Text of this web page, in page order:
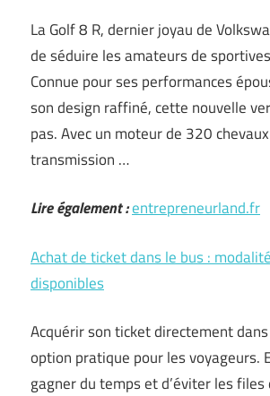
La Golf 8 R, dernier joyau de
de séduire les amateurs de
Connue pour ses performances
son design raffiné, cette nouvelle
pas. Avec un moteur de 320
transmission …
Lire également :entrepreneurland.fr
Achat de ticket dans le bus :
disponibles
Acquérir son ticket directement
option pratique pour les voyageurs.
gagner du temps et d’éviter les files